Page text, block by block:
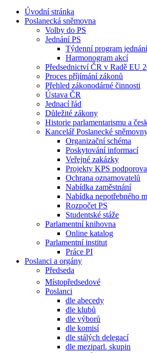
Úvodní stránka
Poslanecká sněmovna
Volby do PS
Jednání PS
Týdenní program jednání
Harmonogram akcí
Předsednictví ČR v Radě EU
Proces příjímání zákonů
Přehled zákonodárné činnosti
Ústava ČR
Jednací řád
Důležité zákony
Historie parlamentarismu a
Kancelář Poslanecké
Organizační schéma
Poskytování informací
Veřejné zakázky
Projekty KPS
Ochrana oznamovatelů
Nabídka zaměstnání
Nabídka nepotřebného
Rozpočet PS
Studentské stáže
Parlamentní knihovna
Online katalog
Parlamentní institut
Práce PI
Poslanci a orgány
Předseda
Místopředsedové
Poslanci
dle abecedy
dle klubů
dle výborů
dle komisí
dle stálých delegací
dle meziparl. skupin